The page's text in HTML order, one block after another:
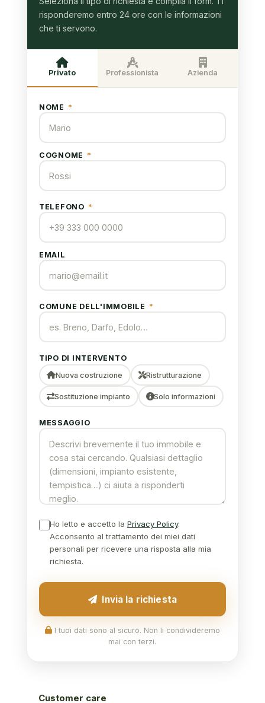
risponderemo entro 24 ore con le informazioni
che ti servono.
Privato Professionista Azienda
NOME *
COGNOME *
TELEFONO *
EMAIL
COMUNE DELL'IMMOBILE *
TIPO DI INTERVENTO
Nuova costruzione
Ristrutturazione
Sostituzione impianto Solo informazioni
MESSAGGIO
Ho letto e accetto la Privacy Policy.
Acconsento al trattamento dei miei dati
personali per ricevere una risposta alla mia
richiesta.
Invia la richiesta
I tuoi dati sono al sicuro. Non li condivideremo
mai con terzi.
Customer care